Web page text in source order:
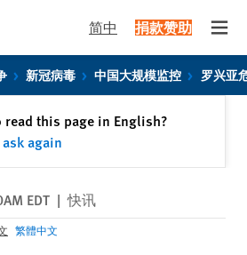
简中 捐款赞助
新冠病毒 中国大规模监控 罗兴亚
this page in English?
again
EDT | 快讯
繁體中文